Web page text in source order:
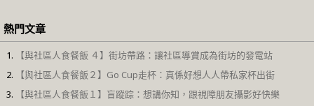
熱門文章
【與社區人食餐飯 ４】街坊帶路：讓社區導賞成為街坊的發電站
【與社區人食餐飯２】Go Cup走杯：真係好想人人帶私家杯出街
【與社區人食餐飯１】盲蹤踪：想講你知，跟視障朋友攝影好快樂